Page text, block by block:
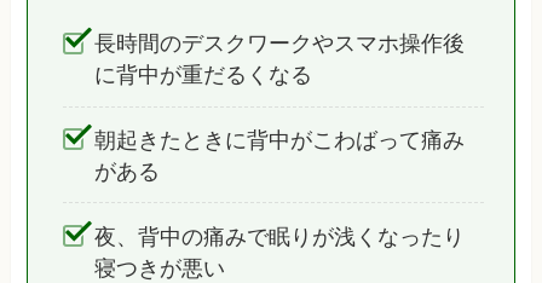
長時間のデスクワークやスマホ操作後
に背中が重だるくなる
朝起きたときに背中がこわばって痛み
がある
夜、背中の痛みで眠りが浅くなったり
寝つきが悪い